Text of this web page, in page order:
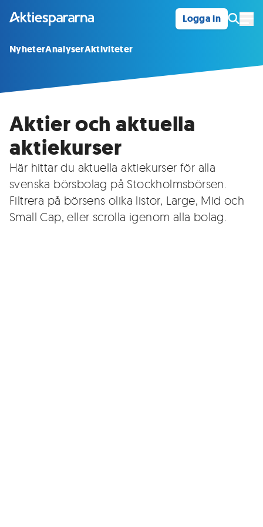
Logga in
NyheterAnalyserAktiviteter
Aktier och aktuella
aktiekurser
Här hittar du aktuella aktiekurser för alla
svenska börsbolag på Stockholmsbörsen.
Filtrera på börsens olika listor, Large, Mid och
Small Cap, eller scrolla igenom alla bolag.